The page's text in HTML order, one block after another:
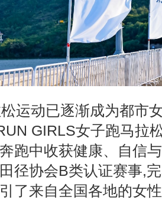
运动已逐渐成为都市
GIRLS女子跑马拉
跑中收获健康、自信
径协会B类认证赛事,
了来自全国各地的女